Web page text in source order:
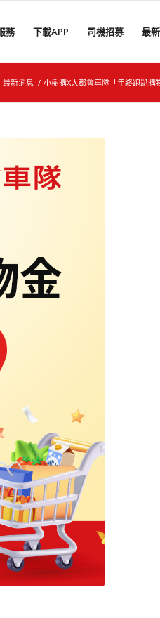
務 下載APP 司機招募 最
最新消息 / 小樹購X大都會車隊「年終跑趴購